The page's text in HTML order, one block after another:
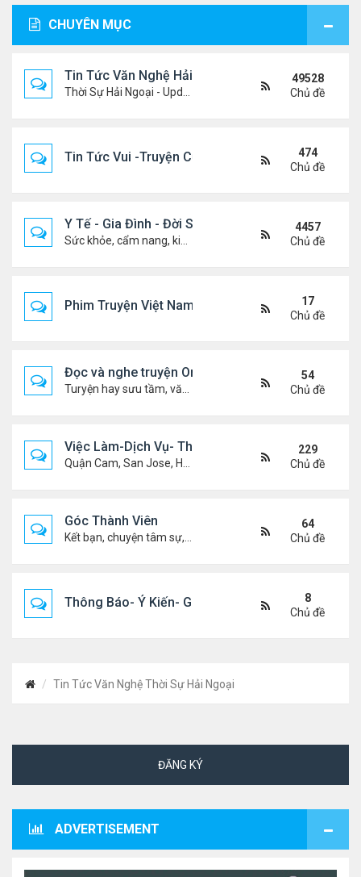
CHUYÊN MỤC
Tin Tức Văn Nghệ Hải Ngoại
49528
Chủ đề
Tin Tức Vui -Truyện Cười- Video Hài
474
Chủ đề
Y Tế - Gia Đình - Đời Sống
4457
Chủ đề
Phim Truyện Việt Nam Online
17
Chủ đề
Đọc và nghe truyện Online
54
Chủ đề
Việc Làm-Dịch Vụ- Thuê Nhà
229
Chủ đề
Góc Thành Viên
64
Chủ đề
Thông Báo- Ý Kiến- Góp Ý- Liên Lạc
8
Chủ đề
Tin Tức Văn Nghệ Thời Sự Hải Ngoại
ĐĂNG KÝ
ADVERTISEMENT